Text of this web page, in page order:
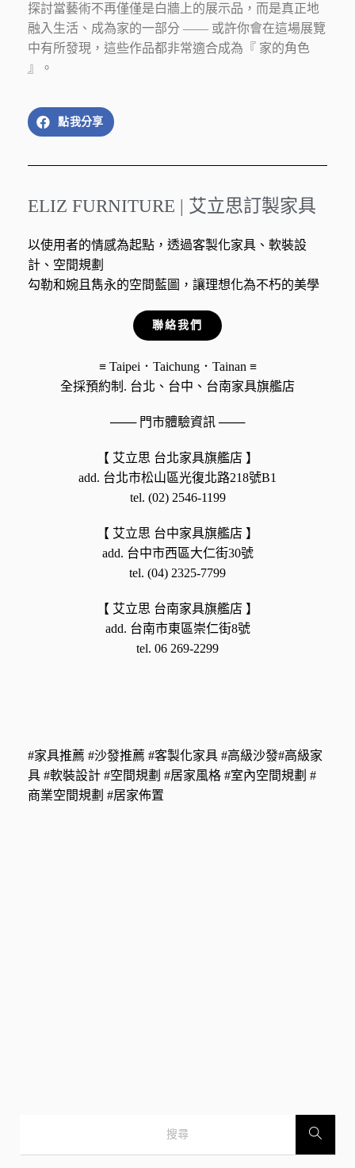
探討當藝術不再僅僅是白牆上的展示品，而是真正地
融入生活、成為家的一部分 —— 或許你會在這場展覽
中有所發現，這些作品都非常適合成為『 家的角色
』。
點我分享
ELIZ FURNITURE | 艾立思訂製家具
以使用者的情感為起點，透過客製化家具、軟裝設
計、空間規劃
勾勒和婉且雋永的空間藍圖，讓理想化為不朽的美學
聯絡我們
≡ Taipei．Taichung．Tainan ≡
全採預約制. 台北、台中、台南家具旗艦店
─── 門市體驗資訊 ───
【 艾立思 台北家具旗艦店 】
add. 台北市松山區光復北路218號B1
tel. (02) 2546-1199
【 艾立思 台中家具旗艦店 】
add. 台中市西區大仁街30號
tel. (04) 2325-7799
【 艾立思 台南家具旗艦店 】
add. 台南市東區崇仁街8號
tel. 06 269-2299
#家具推薦 #沙發推薦 #客製化家具 #高級沙發#高級家
具 #軟裝設計 #空間規劃 #居家風格 #室內空間規劃 #
商業空間規劃 #居家佈置